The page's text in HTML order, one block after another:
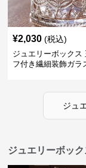
¥2,030 (税込)
ジュエリーボックス
フ付き繊細装飾ガラ
ジュ
ジュエリーボッ